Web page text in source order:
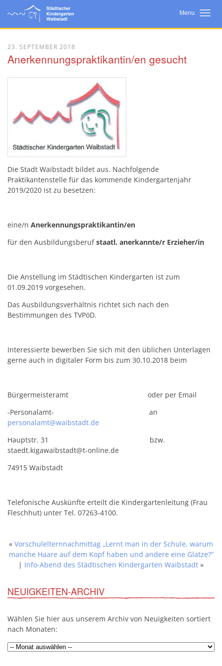
Menu
Neuigkeiten
Wir Über Uns
Konzept
23. SEPTEMBER 2018
Anerkennungspraktikantin/en gesucht
Die Stadt Waibstadt bildet aus. Nachfolgende
Praktikantenstelle für das kommende Kindergartenjahr
2019/2020 ist zu besetzen:
eine/n Anerkennungspraktikantin/en
für den Ausbildungsberufstaatl. anerkannte/r Erzieher/in
Die Anstellung im Städtischen Kindergarten ist zum
01.09.2019 vorgesehen.
Das Ausbildungsverhältnis richtet sich nach den
Bestimmungen des TVPöD.
Interessierte bewerben Sie sich mit den üblichen Unterlagen
gerne auch in digitaler Form bis zum 30.10.2018 beim
Bürgermeisteramt oder per Email
-Personalamt- an
personalamt@waibstadt.de
Hauptstr. 31 bzw.
staedt.kigawaibstadt@t-online.de
74915 Waibstadt
Telefonische Auskünfte erteilt die Kindergartenleitung (Frau
Fleschhut) unter Tel. 07263-4100.
« Vorschulelternnachmittag „Lernt man in der Schule, warum
manche Haare auf dem Kopf haben und andere eine Glatze?“
| Info-Abend des Städtischen Kindergarten Waibstadt »
NEUIGKEITEN-ARCHIV
Wählen Sie hier aus unserem Archiv von Neuigkeiten sortiert
nach Monaten: